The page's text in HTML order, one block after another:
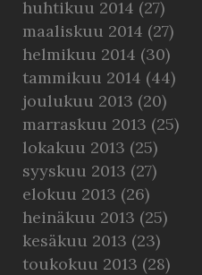
huhtikuu 2014 (27)
maaliskuu 2014 (27)
helmikuu 2014 (30)
tammikuu 2014 (44)
joulukuu 2013 (20)
marraskuu 2013 (25)
lokakuu 2013 (25)
syyskuu 2013 (27)
elokuu 2013 (26)
heinäkuu 2013 (25)
kesäkuu 2013 (23)
toukokuu 2013 (28)